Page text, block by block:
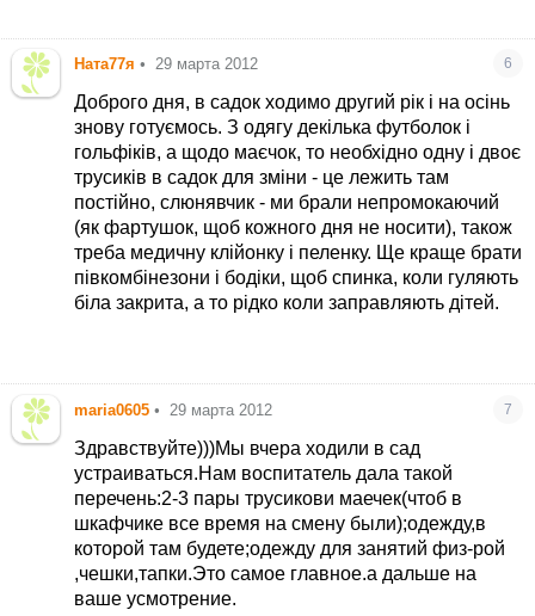
удобно. А в сарафане всегда все аккуратно,
спина в тепле, ребенку свободно и одевать
быстро и просто.
Ната77я • 29 марта 2012 6
Доброго дня, в садок ходимо другий рік і на осінь
знову готуємось. З одягу декілька футболок і
гольфіків, а щодо маєчок, то необхідно одну і двоє
трусиків в садок для зміни - це лежить там
постійно, слюнявчик - ми брали непромокаючий
(як фартушок, щоб кожного дня не носити), також
треба медичну клійонку і пеленку. Ще краще брати
півкомбінезони і бодіки, щоб спинка, коли гуляють
біла закрита, а то рідко коли заправляють дітей.
maria0605 • 29 марта 2012 7
Здравствуйте)))Мы вчера ходили в сад
устраиваться.Нам воспитатель дала такой
перечень:2-3 пары трусикови маечек(чтоб в
шкафчике все время на смену были);одежду,в
которой там будете;одежду для занятий физ-рой
,чешки,тапки.Это самое главное.а дальше на
ваше усмотрение.